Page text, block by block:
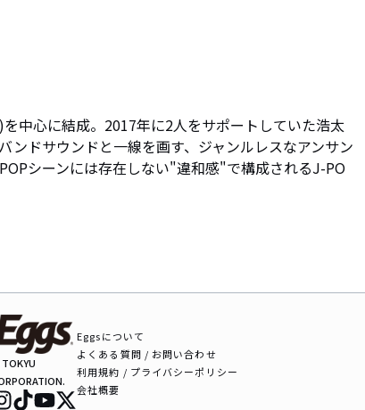
中心に結成。2017年に2人をサポートしていた浩太
ドサウンドと一線を画す、ジャンルレスなアンサン
シーンには存在しない"違和感"で構成されるJ-PO
Eggsについて
よくある質問 / お問い合わせ
利用規約 / プライバシーポリシー
会社概要